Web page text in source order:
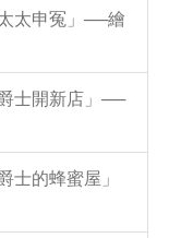
太申冤」──繪
士開新店」──
士的蜂蜜屋」